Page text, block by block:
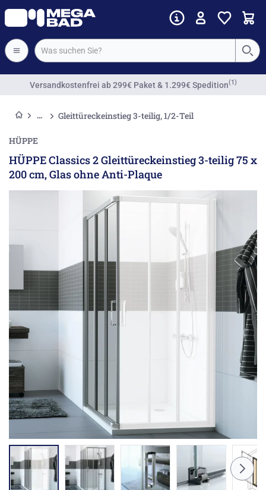
Vorkassenrabatt
Gleittüreckeinstieg 3-teilig, 1/2-Teil
HÜPPE
HÜPPE Classics 2 Gleittüreckeinstieg 3-teilig 75 x
200 cm, Glas ohne Anti-Plaque